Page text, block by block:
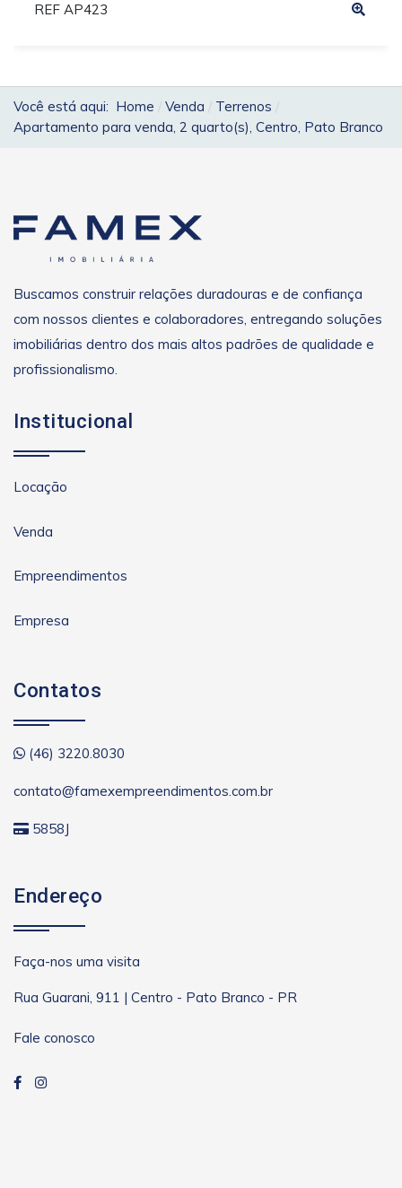
REF AP423
Você está aqui: Home Venda
Terrenos
Apartamento para venda, 2 quarto(s), Centro, Pato Branco
Buscamos construir relações duradouras e de confiança
com nossos clientes e colaboradores, entregando soluções
imobiliárias dentro dos mais altos padrões de qualidade e
profissionalismo.
Institucional
Locação
Venda
Empreendimentos
Empresa
Contatos
(46) 3220.8030
contato@famexempreendimentos.com.br
5858J
Endereço
Faça-nos uma visita
Rua Guarani, 911 | Centro - Pato Branco - PR
Fale conosco